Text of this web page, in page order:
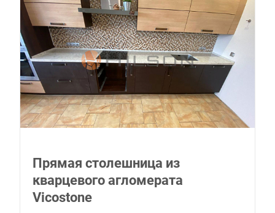
Прямая столешница из
кварцевого агломерата
Vicostone